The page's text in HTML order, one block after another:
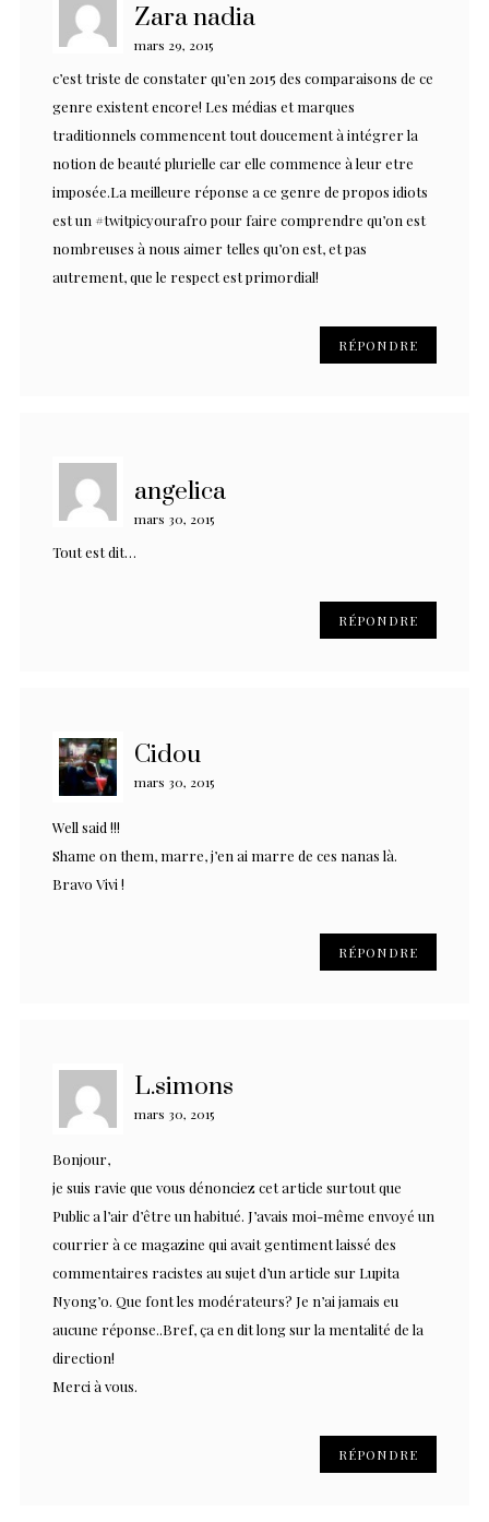
Zara nadia
mars 29, 2015
c’est triste de constater qu’en 2015 des comparaisons de ce
genre existent encore! Les médias et marques
traditionnels commencent tout doucement à intégrer la
notion de beauté plurielle car elle commence à leur etre
imposée.La meilleure réponse a ce genre de propos idiots
est un #twitpicyourafro pour faire comprendre qu’on est
nombreuses à nous aimer telles qu’on est, et pas
autrement, que le respect est primordial!
RÉPONDRE
angelica
mars 30, 2015
Tout est dit…
RÉPONDRE
Cidou
mars 30, 2015
Well said !!!
Shame on them, marre, j’en ai marre de ces nanas là.
Bravo Vivi !
RÉPONDRE
L.simons
mars 30, 2015
Bonjour,
je suis ravie que vous dénonciez cet article surtout que
Public a l’air d’être un habitué. J’avais moi-même envoyé un
courrier à ce magazine qui avait gentiment laissé des
commentaires racistes au sujet d’un article sur Lupita
Nyong’o. Que font les modérateurs? Je n’ai jamais eu
aucune réponse..Bref, ça en dit long sur la mentalité de la
direction!
Merci à vous.
RÉPONDRE